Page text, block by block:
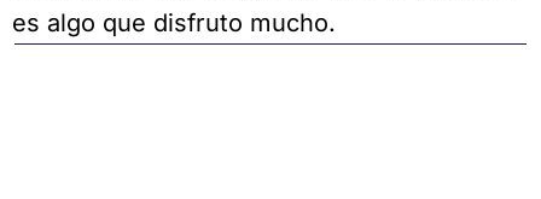
es algo que disfruto mucho.